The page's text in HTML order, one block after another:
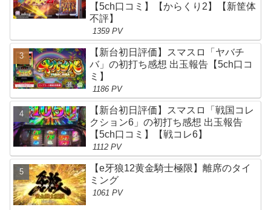
【5ch口コミ】【からくり2】【新筐体
不評】
1359 PV
【新台初日評価】スマスロ「ヤバチ
バ」の初打ち感想 出玉報告【5ch口コ
ミ】
1186 PV
【新台初日評価】スマスロ「戦国コレ
クション6」の初打ち感想 出玉報告
【5ch口コミ】【戦コレ6】
1112 PV
【e牙狼12黄金騎士極限】離席のタイ
ミング
1061 PV